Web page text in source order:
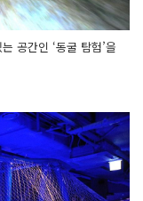
공간인 ‘동굴 탐험’을